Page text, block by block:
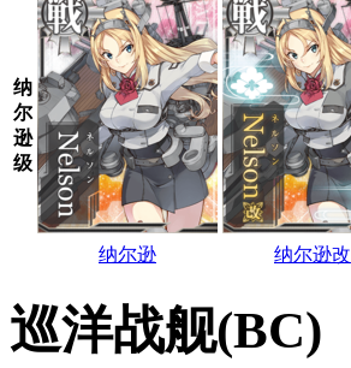
纳
尔
逊
级
纳尔逊 纳尔逊改
巡洋战舰(BC)